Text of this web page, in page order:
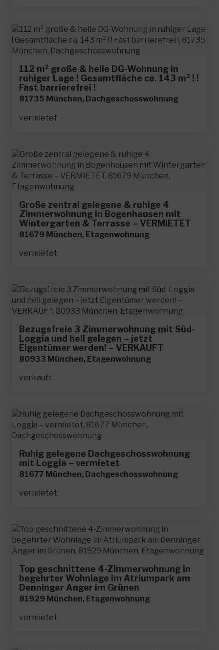
112 m² große & helle DG-Wohnung in
ruhiger Lage ! Gesamtfläche ca. 143 m² ! !
Fast barrierefrei !
81735 München, Dachgeschosswohnung
vermietet
Große zentral gelegene & ruhige 4
Zimmerwohnung in Bogenhausen mit
Wintergarten & Terrasse – VERMIETET
81679 München, Etagenwohnung
vermietet
Bezugsfreie 3 Zimmerwohnung mit Süd-
Loggia und hell gelegen – jetzt
Eigentümer werden! – VERKAUFT
80933 München, Etagenwohnung
verkauft
Ruhig gelegene Dachgeschosswohnung
mit Loggia – vermietet
81677 München, Dachgeschosswohnung
vermietet
Top geschnittene 4-Zimmerwohnung in
begehrter Wohnlage im Atriumpark am
Denninger Anger im Grünen
81929 München, Etagenwohnung
vermietet